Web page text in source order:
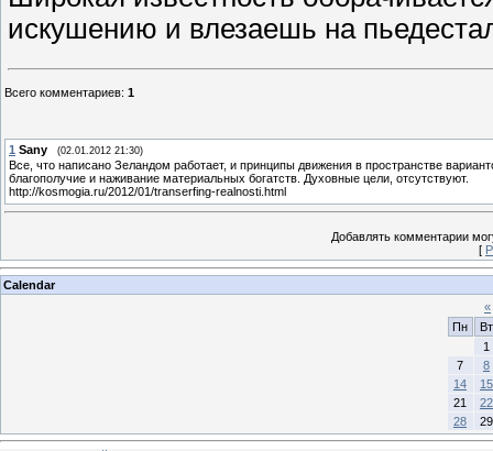
искушению и влезаешь на
Всего комментариев: 1
1 Sany (02.01.2012 21:30)
Все, что написано Зеландом работает, и принципы движения в пространстве
благополучие и наживание материальных богатств. Духовные цели, отсутствуют.
http://kosmogia.ru/2012/01/transerfing-realnosti.html
Добавлять комментарии
[
Calendar
«
Пн
Вт
1
7
8
14
15
21
22
28
29